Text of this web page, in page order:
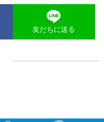
友だちに送る